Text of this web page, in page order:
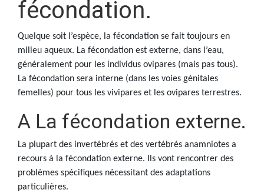
fécondation.
Quelque soit l’espèce, la fécondation se fait toujours en
milieu aqueux. La fécondation est externe, dans l’eau,
généralement pour les individus ovipares (mais pas tous).
La fécondation sera interne (dans les voies génitales
femelles) pour tous les vivipares et les ovipares terrestres.
A La fécondation externe.
La plupart des invertébrés et des vertébrés anamniotes a
recours à la fécondation externe. Ils vont rencontrer des
problèmes spécifiques nécessitant des adaptations
particulières.